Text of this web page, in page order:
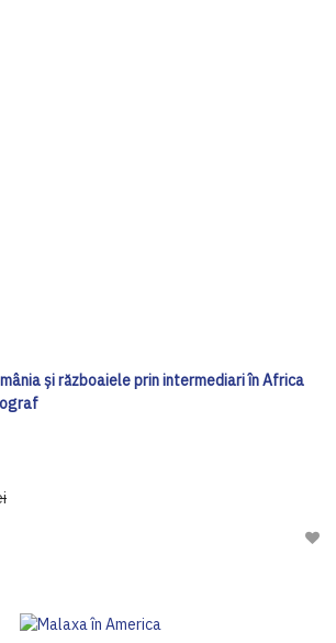
și războaiele prin intermediari în Africa